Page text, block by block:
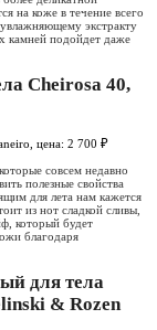
на коже в течение всего
экстракту
камней подойдет даже
Cheirosa 40,
цена: 2 700 ₽
, которые совсем недавно
полезные свойства
для лета нам кажется
из нот сладкой сливы,
который будет
благодаря
для тела
& Rozen